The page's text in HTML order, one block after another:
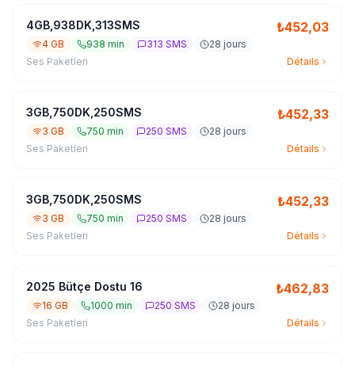
4GB,938DK,313SMS ₺452,03
4 GB 938 min 313 SMS
28 jours
Ses Paketleri
Détails
3GB,750DK,250SMS ₺452,33
3 GB 750 min 250 SMS
28 jours
Ses Paketleri
Détails
3GB,750DK,250SMS ₺452,33
3 GB 750 min 250 SMS
28 jours
Ses Paketleri
Détails
2025 Bütçe Dostu 16 ₺462,83
16 GB 1000 min 250 SMS
28 jours
Ses Paketleri
Détails